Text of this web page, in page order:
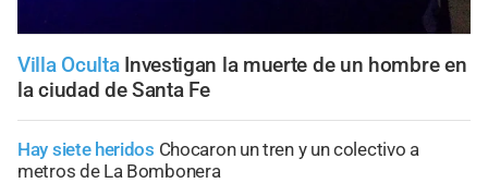
Villa Oculta Investigan la muerte de un hombre en
la ciudad de Santa Fe
Hay siete heridos Chocaron un tren y un colectivo a
metros de La Bombonera